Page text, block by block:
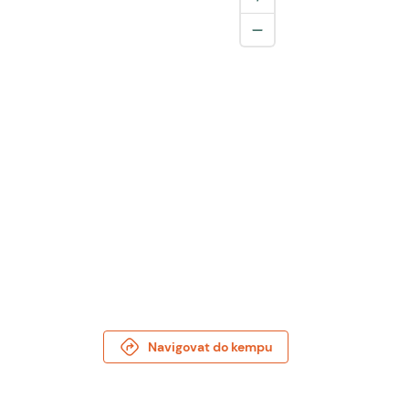
Navigovat do kempu